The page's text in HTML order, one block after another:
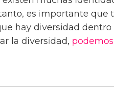
es importante que
hay diversidad
la diversidad, podemos